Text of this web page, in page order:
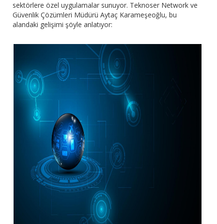
sektörlere özel uygulamalar sunuyor. Teknoser Network ve
Güvenlik Çözümleri Müdürü Aytaç Karameşeoğlu, bu
alandaki gelişimi şöyle anlatıyor: